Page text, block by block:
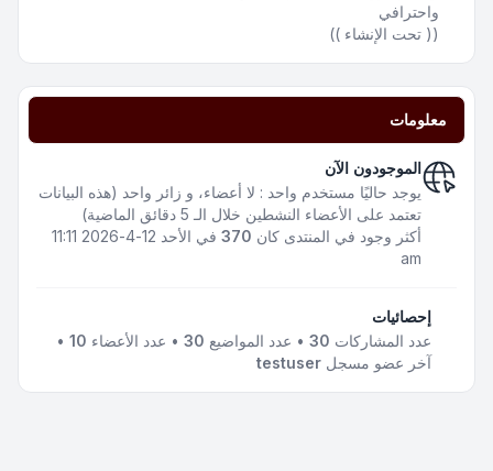
واحترافي
(( تحت الإنشاء ))
معلومات
الموجودون الآن
يوجد حاليًا مستخدم واحد : لا أعضاء، و زائر واحد (هذه البيانات
تعتمد على الأعضاء النشطين خلال الـ 5 دقائق الماضية)
أكثر وجود في المنتدى كان 370
في الأحد 12-4-2026 11:11
am
إحصائيات
عدد المشاركات 30• عدد المواضيع 30• عدد الأعضاء 10
•
آخر عضو مسجل testuser